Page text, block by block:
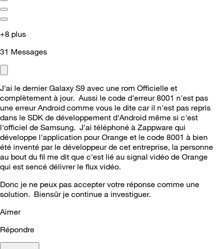
+8 plus
31 Messages
J'ai le dernier Galaxy S9 avec une rom Officielle et
complètement à jour. Aussi le code d'erreur 8001 n'est pas
une erreur Android comme vous le dite car il n'est pas repris
dans le SDK de développement d'Android même si c'est
l'officiel de Samsung. J'ai téléphoné à Zappware qui
développe l'application pour Orange et le code 8001 à bien
été inventé par le développeur de cet entreprise, la personne
au bout du fil me dit que c'est lié au signal vidéo de Orange
qui est sencé délivrer le flux vidéo.
Donc je ne peux pas accepter votre réponse comme une
solution. Biensûr je continue a investiguer.
Aimer
Répondre